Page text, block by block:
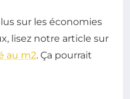
sur les économies
lisez notre article sur
au m2. Ça pourrait